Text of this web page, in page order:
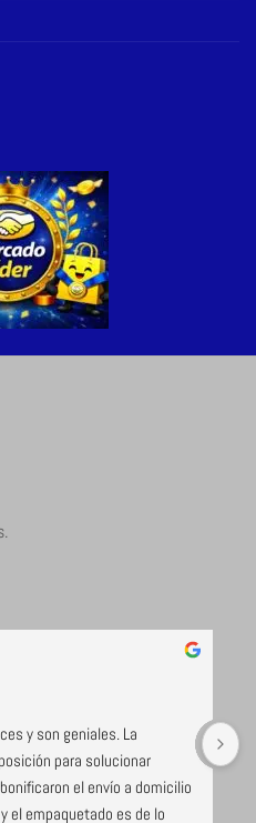
y son geniales. La
para solucionar
el envío a domicilio
el empaquetado es de lo